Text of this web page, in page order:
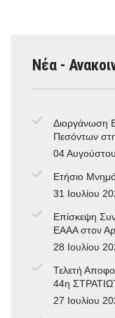
Νέα -
Διοργάνωση
Πεσόντων
04
Ετήσιο
31 Ιουλίου
Επίσκεψη
ΕΑΑΑ στον
28 Ιουλίου
Τελετή
44η
27 Ιουλίου